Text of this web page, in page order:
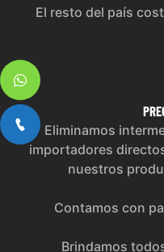
El resto del país
Eliminamos
importadores
nuestros
Contamos con
Brindamos